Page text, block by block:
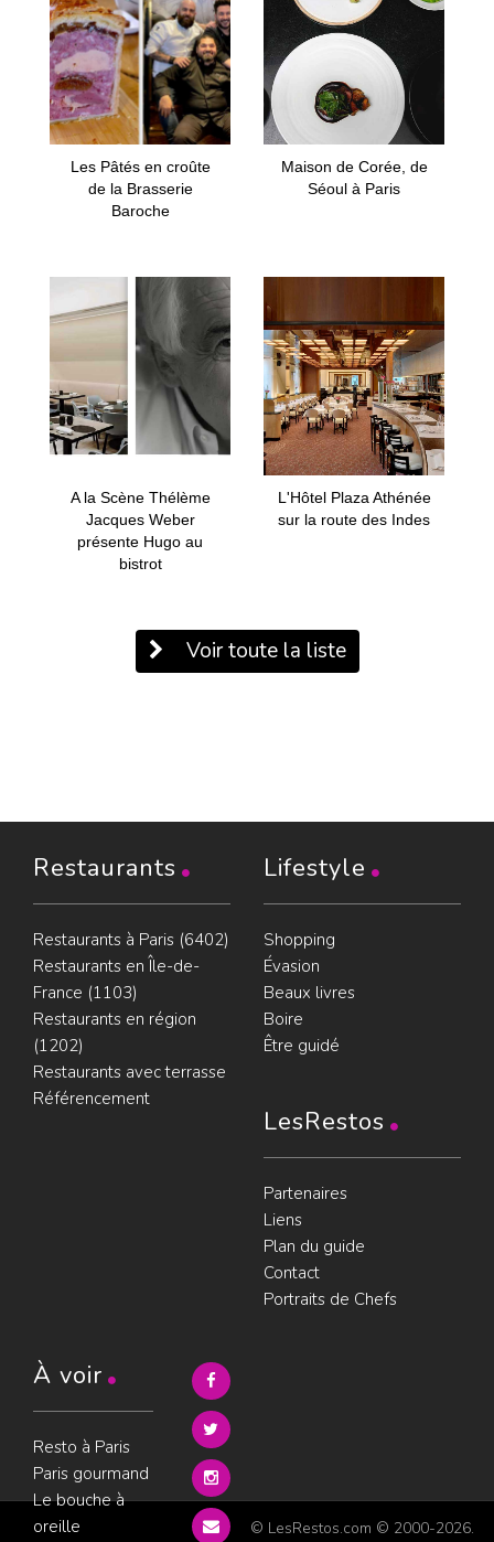
Les Pâtés en croûte
de la Brasserie
Baroche
Maison de Corée, de
Séoul à Paris
A la Scène Thélème
Jacques Weber
présente Hugo au
bistrot
L'Hôtel Plaza Athénée
sur la route des Indes
Voir toute la liste
Restaurants
Restaurants à Paris (6402)
Restaurants en Île-de-
France (1103)
Restaurants en région
(1202)
Restaurants avec terrasse
Référencement
Lifestyle
Shopping
Évasion
Beaux livres
Boire
Être guidé
LesRestos
Partenaires
Liens
Plan du guide
Contact
Portraits de Chefs
À voir
Resto à Paris
Paris gourmand
Le bouche à
oreille
© LesRestos.com © 2000-2026.